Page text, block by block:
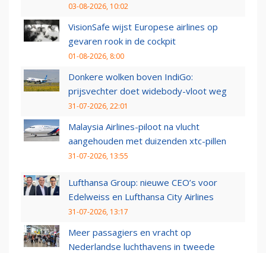
03-08-2026, 10:02
VisionSafe wijst Europese airlines op
gevaren rook in de cockpit
01-08-2026, 8:00
Donkere wolken boven IndiGo:
prijsvechter doet widebody-vloot weg
31-07-2026, 22:01
Malaysia Airlines-piloot na vlucht
aangehouden met duizenden xtc-pillen
31-07-2026, 13:55
Lufthansa Group: nieuwe CEO’s voor
Edelweiss en Lufthansa City Airlines
31-07-2026, 13:17
Meer passagiers en vracht op
Nederlandse luchthavens in tweede